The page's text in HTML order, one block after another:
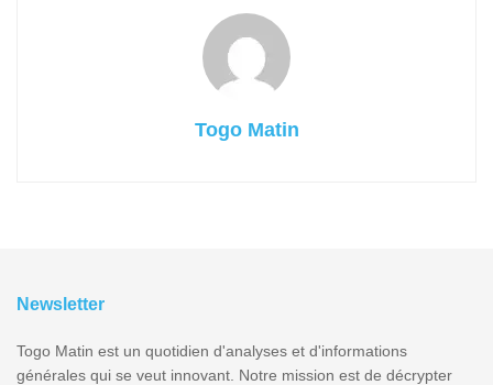
Togo Matin
Newsletter
Togo Matin est un quotidien d'analyses et d'informations
générales qui se veut innovant. Notre mission est de décrypter